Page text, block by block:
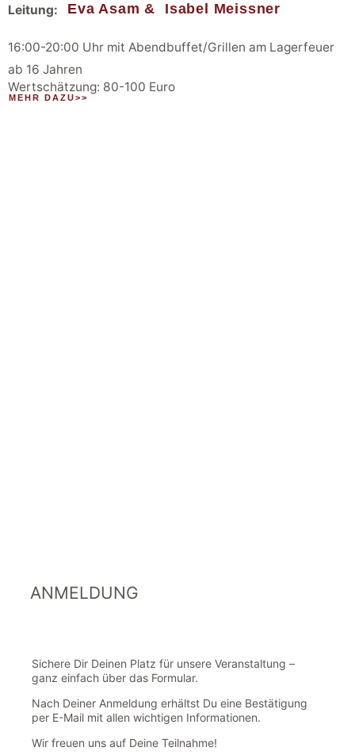
Leitung: Eva Asam & Isabel Meissner
16:00-20:00 Uhr mit Abendbuffet/Grillen am Lagerfeuer
ab 16 Jahren
Wertschätzung: 80-100 Euro
MEHR DAZU>>
ANMELDUNG
Sichere Dir Deinen Platz für unsere Veranstaltung –
ganz einfach über das Formular.
Nach Deiner Anmeldung erhältst Du eine Bestätigung
per E-Mail mit allen wichtigen Informationen.
Wir freuen uns auf Deine Teilnahme!